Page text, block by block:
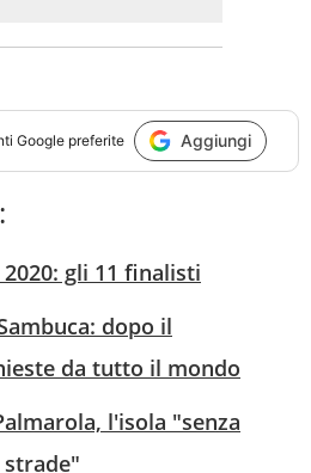
Google preferite Aggiungi
gli 11 finalisti
dopo il
da tutto il mondo
l'isola "senza